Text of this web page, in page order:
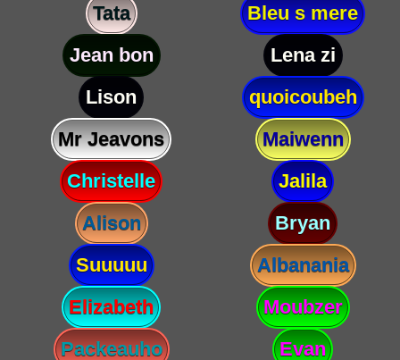
Tata
Bleu s mere
Jean bon
Lena zi
Lison
quoicoubeh
Mr Jeavons
Maiwenn
Christelle
Jalila
Alison
Bryan
Suuuuu
Albanania
Elizabeth
Moubzer
Packeauho
Evan